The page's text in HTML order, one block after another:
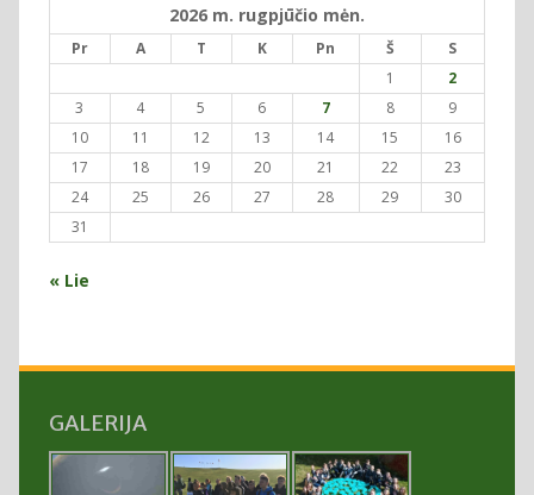
2026 m. rugpjūčio mėn.
Pr A T K Pn Š
S
1
2
3
4 5 6 7 8
9
10
11 12 13 14 15
16
17
18 19 20 21 22
23
24
25 26 27 28 29
30
31
« Lie
GALERIJA